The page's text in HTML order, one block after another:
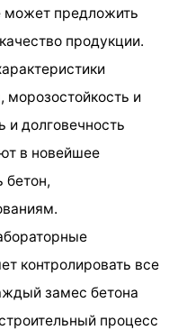
может предложить
продукции.
морозостойкость и
долговечность
в новейшее
бетон,
контролировать все
замес бетона
процесс